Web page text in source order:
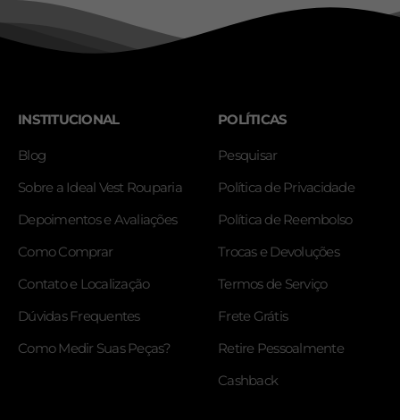
INSTITUCIONAL
Blog
Sobre a Ideal Vest Rouparia
Depoimentos e Avaliações
Como Comprar
Contato e Localização
Dúvidas Frequentes
Como Medir Suas Peças?
POLÍTICAS
Pesquisar
Política de Privacidade
Política de Reembolso
Trocas e Devoluções
Termos de Serviço
Frete Grátis
Retire Pessoalmente
Cashback